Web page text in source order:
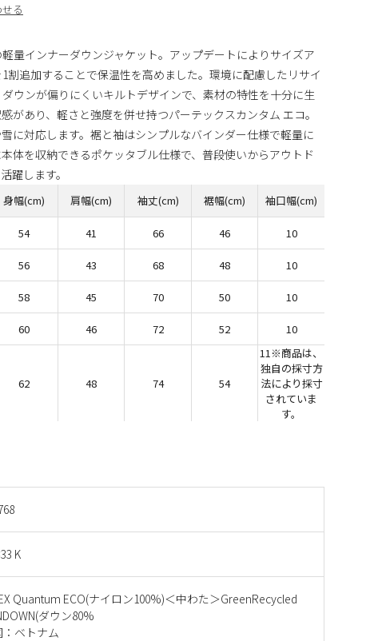
K
Quantum ECO(ナイロン100%)＜中わた＞GreenRecycled
ダウン80%
ベトナム
る
量インナーダウンジャケット。アップデートによりサイズア
割追加することで保温性を高めました。環境に配慮したリサイ
ウンが偏りにくいキルトデザインで、素材の特性を十分に生
があり、軽さと強度を併せ持つパーテックスカンタム エコ。
に対応します。裾と袖はシンプルなバインダー仕様で軽量に
体を収納できるポケッタブル仕様で、普段使いからアウトド
躍します。
身幅(cm) 肩幅(cm) 袖丈(cm) 裾幅(cm) 袖口幅(cm)
54 41 66 46 10
56 43 68 48 10
58 45 70 50 10
60 46 72 52 10
62 48 74 54
11※商品は、
独自の採寸方
法により採寸
されていま
す。